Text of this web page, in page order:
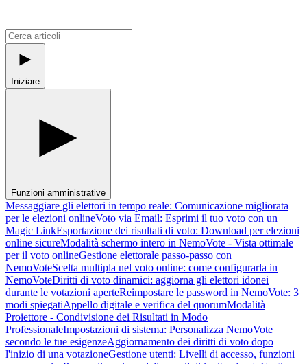
Iniziare
Funzioni amministrative
Messaggiare gli elettori in tempo reale: Comunicazione migliorata
per le elezioni onlineVoto via Email: Esprimi il tuo voto con un
Magic LinkEsportazione dei risultati di voto: Download per elezioni
online sicureModalità schermo intero in NemoVote - Vista ottimale
per il voto onlineGestione elettorale passo-passo con
NemoVoteScelta multipla nel voto online: come configurarla in
NemoVoteDiritti di voto dinamici: aggiorna gli elettori idonei
durante le votazioni aperteReimpostare le password in NemoVote: 3
modi spiegatiAppello digitale e verifica del quorumModalità
Proiettore - Condivisione dei Risultati in Modo
ProfessionaleImpostazioni di sistema: Personalizza NemoVote
secondo le tue esigenzeAggiornamento dei diritti di voto dopo
l'inizio di una votazioneGestione utenti: Livelli di accesso, funzioni